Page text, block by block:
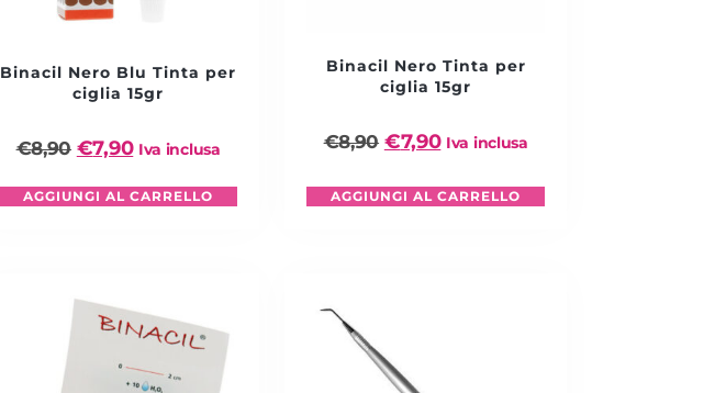
Binacil Nero Blu Tinta per
ciglia 15gr
€8,90 €7,90 Iva inclusa
AGGIUNGI AL CARRELLO
Binacil Nero Tinta per
ciglia 15gr
€8,90 €7,90 Iva inclusa
AGGIUNGI AL CARRELLO